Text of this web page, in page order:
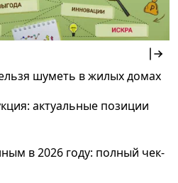
шуметь в жилых домах
актуальные позиции
в 2026 году: полный чек-